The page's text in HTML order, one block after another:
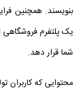
بنویسند. همچنین
یک پلتفرم فروشگاهی
شما قرار دهد.
محتوایی که کاربران